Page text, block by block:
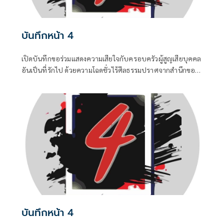
บันทึกหน้า 4
เปิดบันทึกขอร่วมแสดงความเสียใจกับครอบครัวผู้สูญเสียบุคคล
อันเป็นที่รักไป ด้วยความโฉดชั่วไร้ศีลธรรมปราศจากสำนึกของ
บันทึกหน้า 4